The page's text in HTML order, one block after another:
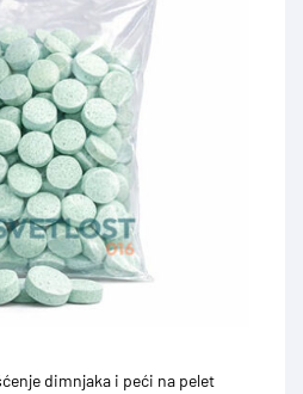
dimnjaka i peći na pelet